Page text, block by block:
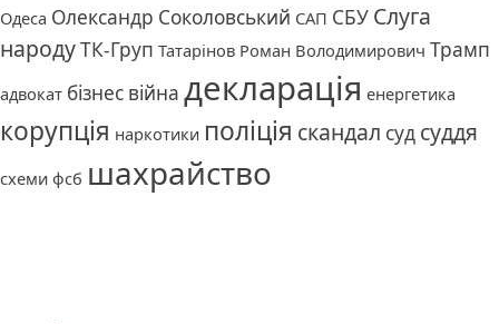
Одеса Олександр Соколовський САП СБУ Слуга
народуТК-Груп Татарінов Роман Володимирович Трамп
адвокат бізнес війна декларація енергетика
корупція наркотики поліція скандал суд суддя
схеми фсб шахрайство